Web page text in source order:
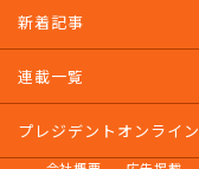
新着記事
連載一覧
プレジデントオンライン